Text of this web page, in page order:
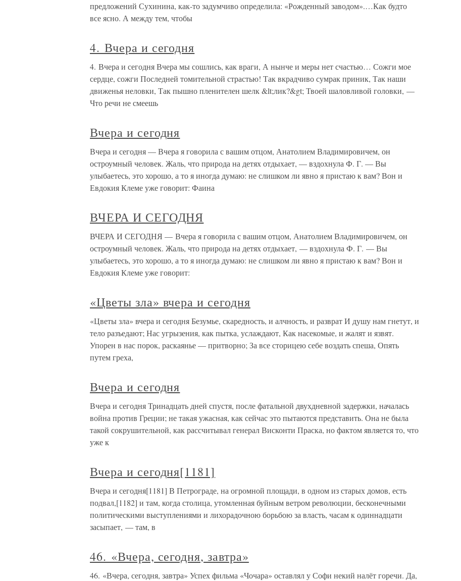
предложений Сухинина, как-то задумчиво определила: «Рожденный заводом».…Как будто
все ясно. А между тем, чтобы
4. Вчера и сегодня
4. Вчера и сегодня Вчера мы сошлись, как враги, А нынче и меры нет счастью… Сожги мое
сердце, сожги Последней томительной страстью! Так вкрадчиво сумрак приник, Так наши
движенья неловки, Так пышно пленителен шелк &lt;лик?&gt; Твоей шаловливой головки, —
Что речи не смеешь
Вчера и сегодня
Вчера и сегодня — Вчера я говорила с вашим отцом, Анатолием Владимировичем, он
остроумный человек. Жаль, что природа на детях отдыхает, — вздохнула Ф. Г. — Вы
улыбаетесь, это хорошо, а то я иногда думаю: не слишком ли явно я пристаю к вам? Вон и
Евдокия Клеме уже говорит: Фаина
ВЧЕРА И СЕГОДНЯ
ВЧЕРА И СЕГОДНЯ — Вчера я говорила с вашим отцом, Анатолием Владимировичем, он
остроумный человек. Жаль, что природа на детях отдыхает, — вздохнула Ф. Г. — Вы
улыбаетесь, это хорошо, а то я иногда думаю: не слишком ли явно я пристаю к вам? Вон и
Евдокия Клеме уже говорит:
«Цветы зла» вчера и сегодня
«Цветы зла» вчера и сегодня Безумье, скаредность, и алчность, и разврат И душу нам гнетут, и
тело разъедают; Нас угрызения, как пытка, услаждают, Как насекомые, и жалят и язвят.
Упорен в нас порок, раскаянье — притворно; За все сторицею себе воздать спеша, Опять
путем греха,
Вчера и сегодня
Вчера и сегодня Тринадцать дней спустя, после фатальной двухдневной задержки, началась
война против Греции; не такая ужасная, как сейчас это пытаются представить. Она не была
такой сокрушительной, как рассчитывал генерал Висконти Праска, но фактом является то, что
уже к
Вчера и сегодня[1181]
Вчера и сегодня[1181] В Петрограде, на огромной площади, в одном из старых домов, есть
подвал,[1182] и там, когда столица, утомленная буйным ветром революции, бесконечными
политическими выступлениями и лихорадочною борьбою за власть, часам к одиннадцати
засыпает, — там, в
46. «Вчера, сегодня, завтра»
46. «Вчера, сегодня, завтра» Успех фильма «Чочара» оставлял у Софи некий налёт горечи. Да,